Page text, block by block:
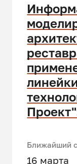
Ближайший
16 марта